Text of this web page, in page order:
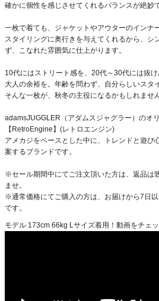
確かに個性を感じさせてくれるバランスが絶妙で
一枚で着ても、ジャケットやアウターのイン
スタイリングに奥行きを与えてくれるから、シ
ず、こなれた雰囲気に仕上がります。
10代にはストリート感を、20代～30代には抜
大人の余裕を。年齢を問わず、自分らしいスタ
そんな一枚が、秋冬の主役になるかもしれません
adamsJUGGLER（アダムスジャグラー）のオ
【RetroEngine】(レトロエンジン)
アメカジをベースとした中に、トレンドと遊び
案するブランドです。
※セール期間中にてご注文頂いた方は、返品は
ませ。
※通常価格にてご購入の方は、お届けから7日
です。
モデル 173cm 66kg Lサイズ着用！動画をチェッ